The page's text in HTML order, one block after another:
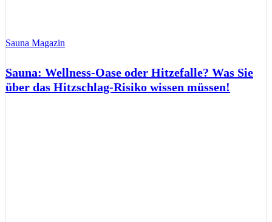
Sauna Magazin
Sauna: Wellness-Oase oder Hitzefalle? Was Sie
über das Hitzschlag-Risiko wissen müssen!